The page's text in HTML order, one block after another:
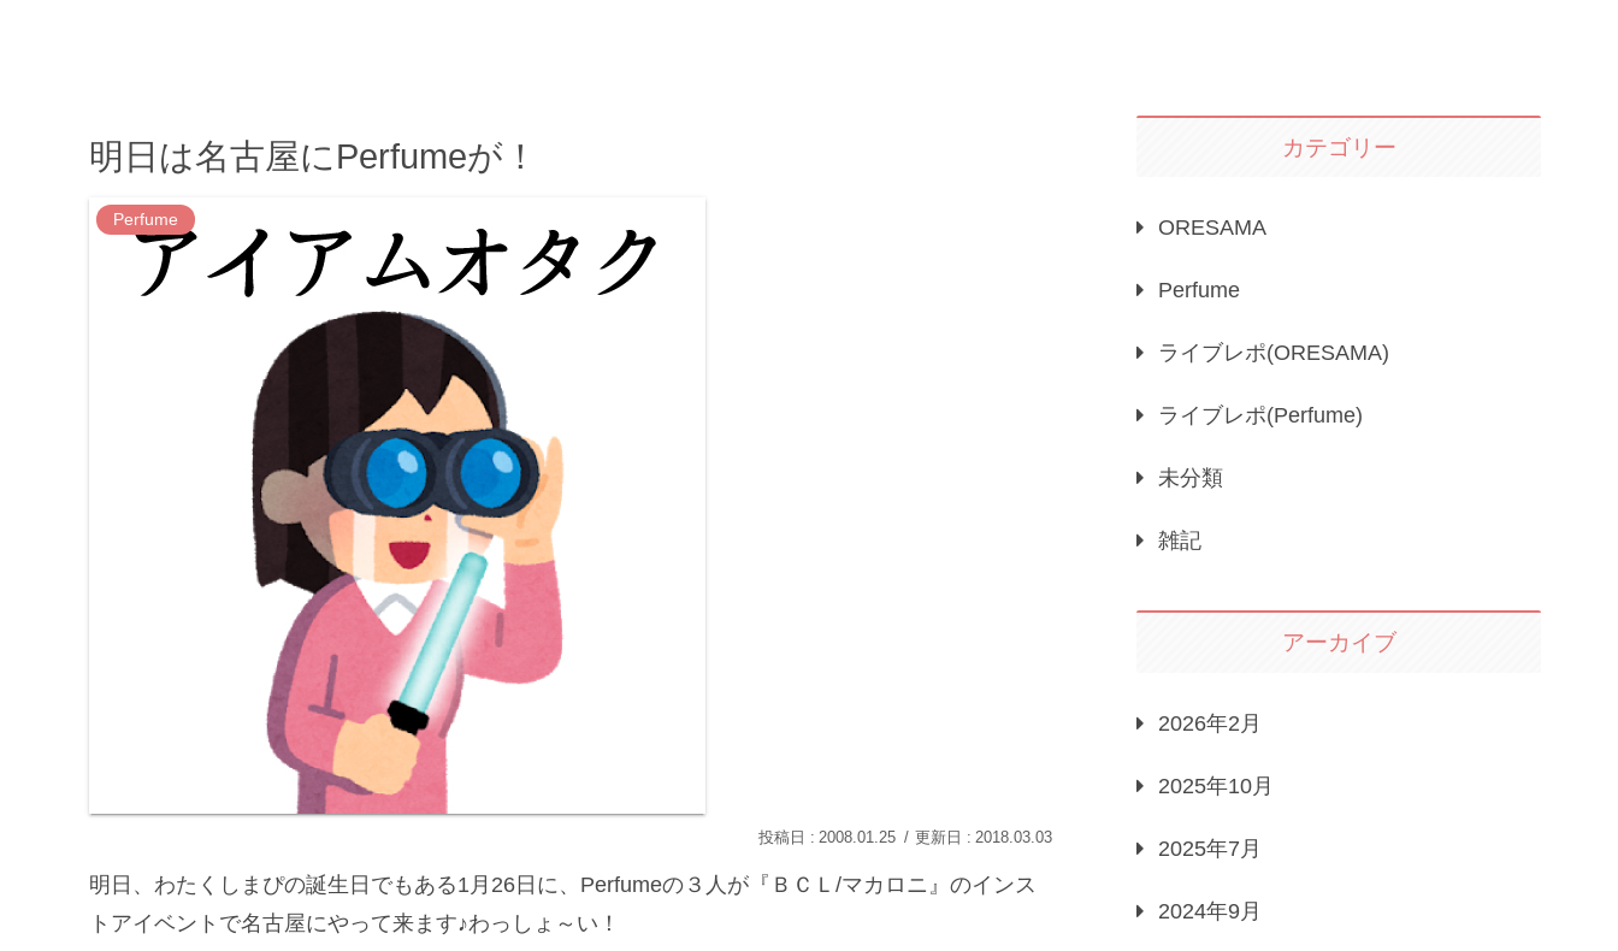
明日は名古屋にPerfumeが！
Perfume
2008.01.25 2018.03.03
明日、わたくしまぴの誕生日でもある1月26日に、Perfumeの３人が『ＢＣＬ/マカロニ』のインス
トアイベントで名古屋にやって来ます♪わっしょ～い！
カテゴリー
ORESAMA
Perfume
ライブレポ(ORESAMA)
ライブレポ(Perfume)
未分類
雑記
アーカイブ
2026年2月
2025年10月
2025年7月
2024年9月